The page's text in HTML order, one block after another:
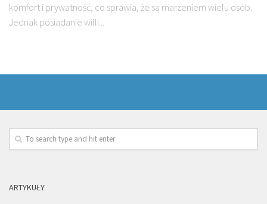
komfort i prywatność, co sprawia, że są marzeniem wielu osób.
Jednak posiadanie willi...
ARTYKUŁY